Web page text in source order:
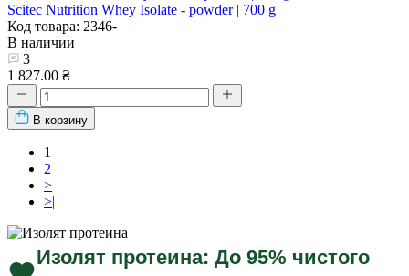
Scitec Nutrition Whey Isolate - powder | 700 g
Код товара: 2346-
В наличии
3
1 827.00 ₴
В корзину
1
2
>
>|
Изолят протеина: До 95% чистого